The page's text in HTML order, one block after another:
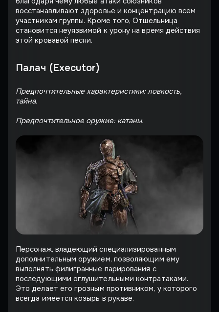
восстанавливают здоровье и концентрацию всем
участникам группы. Кроме того, Отшельница
становится неуязвимой к урону на время действия
этой кровавой песни.
Палач (Executor)
Предпочтительные характеристики: ловкость,
тайна.
Предпочтительное оружие: катаны.
Персонаж, владеющий специализированным
дополнительным оружием, позволяющим ему
выполнять филигранные парирования с
последующими оглушительными контратаками.
Это делает его грозным противником, у которого
всегда имеется козырь в рукаве.